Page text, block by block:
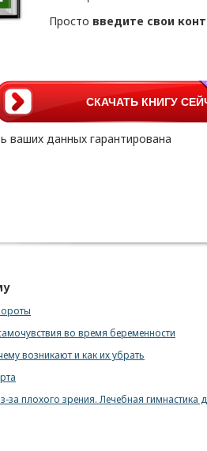
Просто введите свои
ваших данных гарантирована
во время беременности
возникают и как их убрать
за плохого зрения. Лечебная гимнастика